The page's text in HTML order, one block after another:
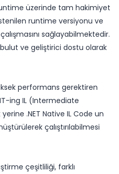
üzerinde tam hakimiyet
runtime versiyonu ve
sağlayabilmektedir.
ve geliştirici dostu olarak
performans gerektiren
ing IL (Intermediate
.NET Native IL Code un
çalıştırılabilmesi
çeşitliliği, farklı